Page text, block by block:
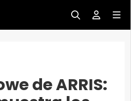
de ARRIS: